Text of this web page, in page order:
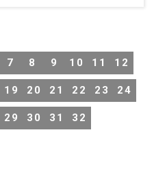
7 8 9 10 11 12
19 20 21 22 23 24
29 30 31 32